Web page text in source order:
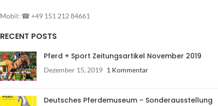
Mobil: ☎ +49 151 212 84661
RECENT POSTS
Pferd + Sport Zeitungsartikel November 2019
Dezember 15, 2019 1 Kommentar
Deutsches Pferdemuseum – Sonderausstellung